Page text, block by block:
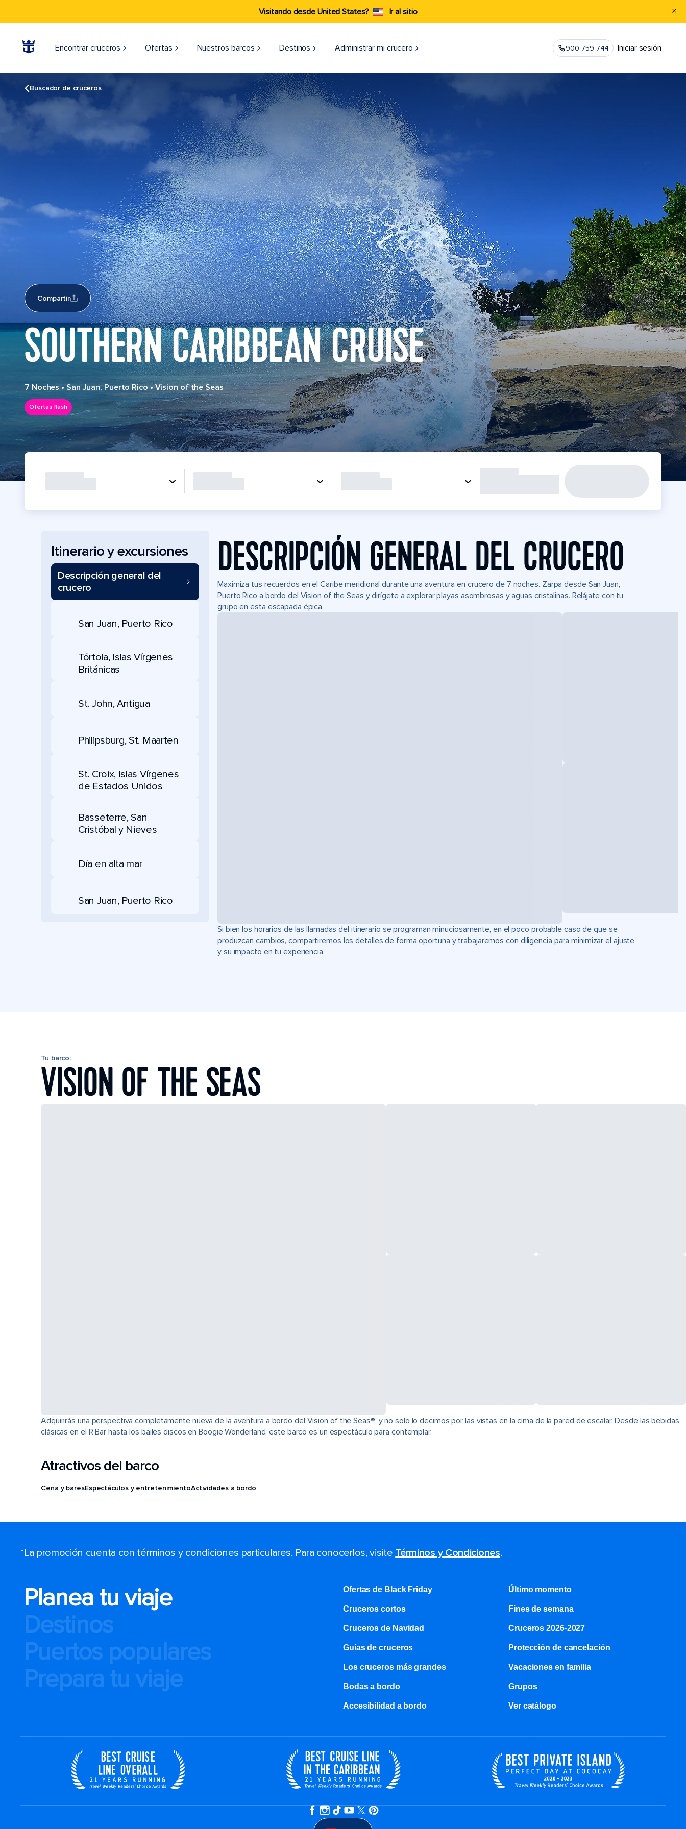
Visitando desde United States? Ir al sitio
Encontrar cruceros Ofertas Nuestros barcos Destinos Administrar mi crucero 900 759 744 Iniciar sesión
Buscador de cruceros
Compartir
SOUTHERN CARIBBEAN CRUISE
7 Noches • San Juan, Puerto Rico•Vision of the Seas
Ofertas flash
Itinerario y excursiones
Descripción general del
crucero
San Juan, Puerto Rico
Tórtola, Islas Vírgenes
Británicas
St. John, Antigua
Philipsburg, St. Maarten
St. Croix, Islas Vírgenes
de Estados Unidos
Basseterre, San
Cristóbal y Nieves
Día en alta mar
San Juan, Puerto Rico
DESCRIPCIÓN GENERAL DEL CRUCERO
Maximiza tus recuerdos en el Caribe meridional durante una aventura en crucero de 7 noches. Zarpa desde San Juan,
Puerto Rico a bordo del Vision of the Seas y dirígete a explorar playas asombrosas y aguas cristalinas. Relájate con tu
grupo en esta escapada épica.
Si bien los horarios de las llamadas del itinerario se programan minuciosamente, en el poco probable caso de que se
produzcan cambios, compartiremos los detalles de forma oportuna y trabajaremos con diligencia para minimizar el ajuste
y su impacto en tu experiencia.
Tu barco:
VISION OF THE SEAS
Adquirirás una perspectiva completamente nueva de la aventura a bordo del Vision of the Seas®, y no solo lo decimos por las vistas en la cima de la pared de escalar. Desde las bebidas
clásicas en el R Bar hasta los bailes discos en Boogie Wonderland, este barco es un espectáculo para contemplar.
Atractivos del barco
Cena y baresEspectáculos y entretenimientoActividades a bordo
*La promoción cuenta con términos y condiciones particulares. Para conocerlos, visite Términos y Condiciones.
Planea tu viaje
Destinos
Puertos populares
Prepara tu viaje
Ofertas de Black Friday Último momento
Cruceros cortos Fines de semana
Cruceros de Navidad Cruceros 2026-2027
Guías de cruceros Protección de cancelación
Los cruceros más grandes Vacaciones en familia
Bodas a bordo Grupos
Accesibilidad a bordo Ver catálogo